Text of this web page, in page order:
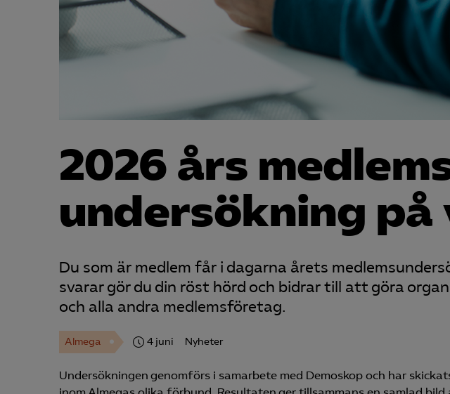
2026 års
undersökning
Du som är medlem får i dagarna årets
svarar gör du din röst hörd och bidrar till att göra
och alla andra medlemsföretag.
Almega 4 juni Nyheter
Undersökningen genomförs i samarbete med Demoskop och har